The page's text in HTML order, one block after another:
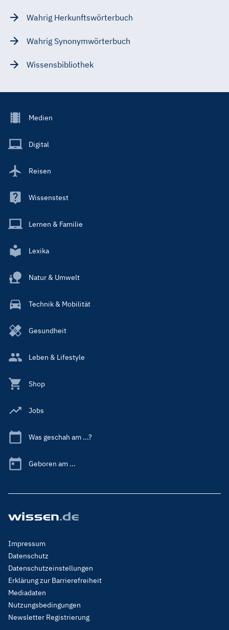
Wahrig Herkunftswörterbuch
Wahrig Synonymwörterbuch
Wissensbibliothek
Footer
Main
Medien
Digital
Reisen
Wissenstest
Lernen & Familie
Lexika
Natur & Umwelt
Technik & Mobilität
Gesundheit
Leben & Lifestyle
Shop
Jobs
Was geschah am ...?
Geboren am ...
Footer
Menu
Legal
Impressum
Datenschutz
Datenschutzeinstellungen
Erklärung zur Barrierefreiheit
Mediadaten
Nutzungsbedingungen
Newsletter Registrierung